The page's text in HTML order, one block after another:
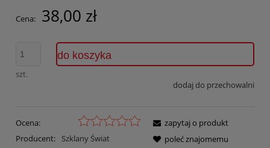
Cena: 38,00 zł
szt.
do koszyka
dodaj do przechowalni
Ocena:
Producent:
Szklany Świat
zapytaj o produkt
poleć znajomemu